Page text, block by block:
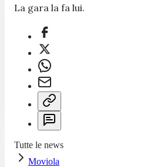
La gara la fa lui.
Tutte le news
Moviola